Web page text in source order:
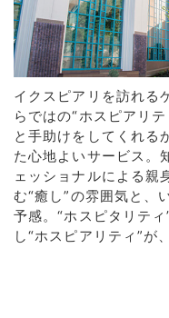
イクスピアリを訪れる
らではの“ホスピアリ
と手助けをしてくれる
た心地よいサービス。
ェッショナルによる親
む“癒し”の雰囲気と、
予感。“ホスピタリテ
し“ホスピアリティ”が